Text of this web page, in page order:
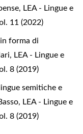
, LEA - Lingue e
11 (2022)
forma di
, LEA - Lingue e
8 (2019)
semitiche e
, LEA - Lingue e
8 (2019)